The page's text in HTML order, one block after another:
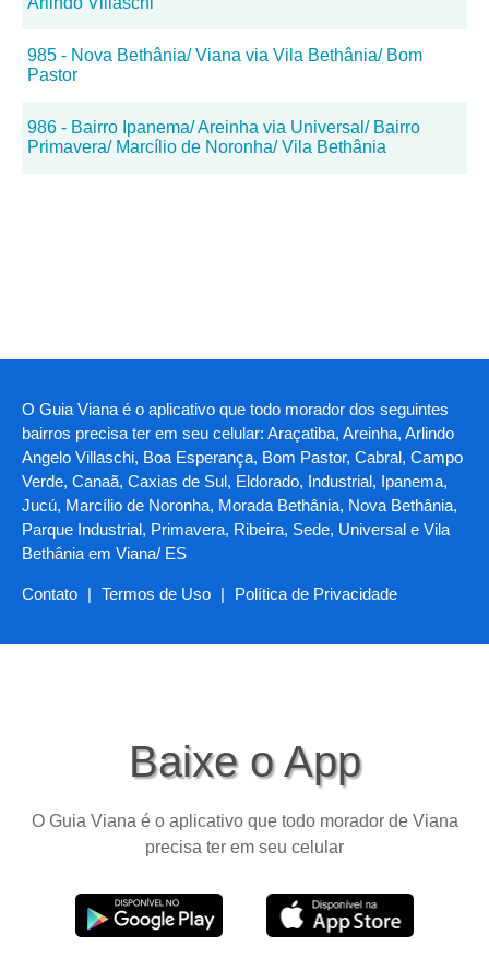
985 - Nova Bethânia/ Viana via Vila Bethânia/ Bom
Pastor
986 - Bairro Ipanema/ Areinha via Universal/ Bairro
Primavera/ Marcílio de Noronha/ Vila Bethânia
O Guia Viana é o aplicativo que todo morador dos seguintes
bairros precisa ter em seu celular: Araçatiba, Areinha, Arlindo
Angelo Villaschi, Boa Esperança, Bom Pastor, Cabral, Campo
Verde, Canaã, Caxias de Sul, Eldorado, Industrial, Ipanema,
Jucú, Marcílio de Noronha, Morada Bethânia, Nova Bethânia,
Parque Industrial, Primavera, Ribeira, Sede, Universal e Vila
Bethânia em Viana/ ES
Contato | Termos de Uso | Política de Privacidade
Baixe o App
O Guia Viana é o aplicativo que todo morador de Viana
precisa ter em seu celular